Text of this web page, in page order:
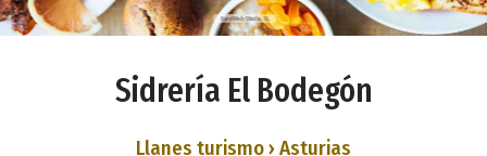
Sidrería El Bodegón
Llanes turismo › Asturias